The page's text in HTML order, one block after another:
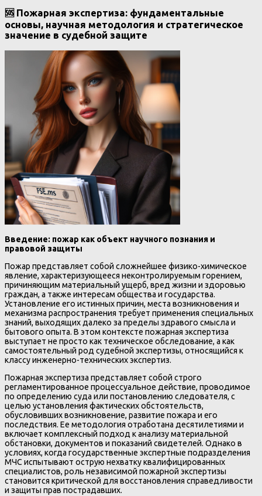
🆘 Пожарная экспертиза: фундаментальные
основы, научная методология и стратегическое
значение в судебной защите
Введение: пожар как объект научного познания и
правовой защиты
Пожар представляет собой сложнейшее физико-химическое
явление, характеризующееся неконтролируемым горением,
причиняющим материальный ущерб, вред жизни и здоровью
граждан, а также интересам общества и государства.
Установление его истинных причин, места возникновения и
механизма распространения требует применения специальных
знаний, выходящих далеко за пределы здравого смысла и
бытового опыта. В этом контексте пожарная экспертиза
выступает не просто как техническое обследование, а как
самостоятельный род судебной экспертизы, относящийся к
классу инженерно-технических экспертиз.
Пожарная экспертиза представляет собой строго
регламентированное процессуальное действие, проводимое
по определению суда или постановлению следователя, с
целью установления фактических обстоятельств,
обусловивших возникновение, развитие пожара и его
последствия. Ее методология отработана десятилетиями и
включает комплексный подход к анализу материальной
обстановки, документов и показаний свидетелей. Однако в
условиях, когда государственные экспертные подразделения
МЧС испытывают острую нехватку квалифицированных
специалистов, роль независимой пожарной экспертизы
становится критической для восстановления справедливости
и защиты прав пострадавших.